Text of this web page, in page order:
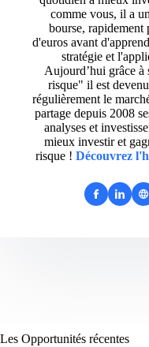
comme vous, il a
bourse, rapidement
d'euros avant
stratégie et
Aujourd’hui grâce à
risque" il est
régulièrement le
partage depuis 2008
analyses et
mieux investir et
risque ! Découvrez
Les Opportunités récentes